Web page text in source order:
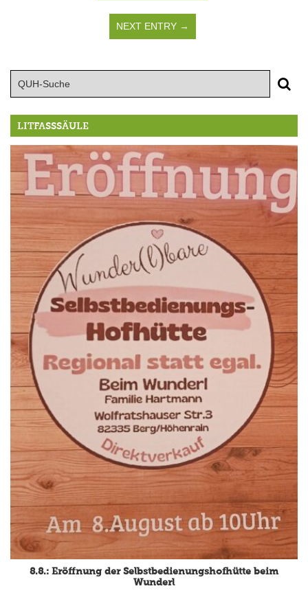
NEXT ENTRY →
LITFASSSÄULE
8.8.: Eröffnung der Selbstbedienungshofhütte beim
Wunderl